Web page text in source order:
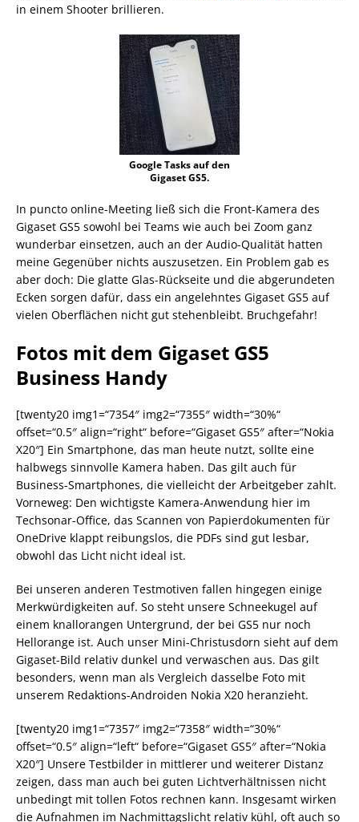
in einem Shooter brillieren.
Google Tasks auf den
Gigaset GS5.
In puncto online-Meeting ließ sich die Front-Kamera des
Gigaset GS5 sowohl bei Teams wie auch bei Zoom ganz
wunderbar einsetzen, auch an der Audio-Qualität hatten
meine Gegenüber nichts auszusetzen. Ein Problem gab es
aber doch: Die glatte Glas-Rückseite und die abgerundeten
Ecken sorgen dafür, dass ein angelehntes Gigaset GS5 auf
vielen Oberflächen nicht gut stehenbleibt. Bruchgefahr!
Fotos mit dem Gigaset GS5
Business Handy
[twenty20 img1=“7354″ img2=“7355″ width=“30%“
offset=“0.5″ align=“right“ before=“Gigaset GS5″ after=“Nokia
X20″] Ein Smartphone, das man heute nutzt, sollte eine
halbwegs sinnvolle Kamera haben. Das gilt auch für
Business-Smartphones, die vielleicht der Arbeitgeber zahlt.
Vorneweg: Den wichtigste Kamera-Anwendung hier im
Techsonar-Office, das Scannen von Papierdokumenten für
OneDrive klappt reibungslos, die PDFs sind gut lesbar,
obwohl das Licht nicht ideal ist.
Bei unseren anderen Testmotiven fallen hingegen einige
Merkwürdigkeiten auf. So steht unsere Schneekugel auf
einem knallorangen Untergrund, der bei GS5 nur noch
Hellorange ist. Auch unser Mini-Christusdorn sieht auf dem
Gigaset-Bild relativ dunkel und verwaschen aus. Das gilt
besonders, wenn man als Vergleich dasselbe Foto mit
unserem Redaktions-Androiden Nokia X20 heranzieht.
[twenty20 img1=“7357″ img2=“7358″ width=“30%“
offset=“0.5″ align=“left“ before=“Gigaset GS5″ after=“Nokia
X20″] Unsere Testbilder in mittlerer und weiterer Distanz
zeigen, dass man auch bei guten Lichtverhältnissen nicht
unbedingt mit tollen Fotos rechnen kann. Insgesamt wirken
die Aufnahmen im Nachmittagslicht relativ kühl, oft auch so